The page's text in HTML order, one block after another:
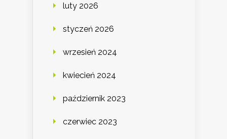
luty 2026
styczeń 2026
wrzesień 2024
kwiecień 2024
październik 2023
czerwiec 2023